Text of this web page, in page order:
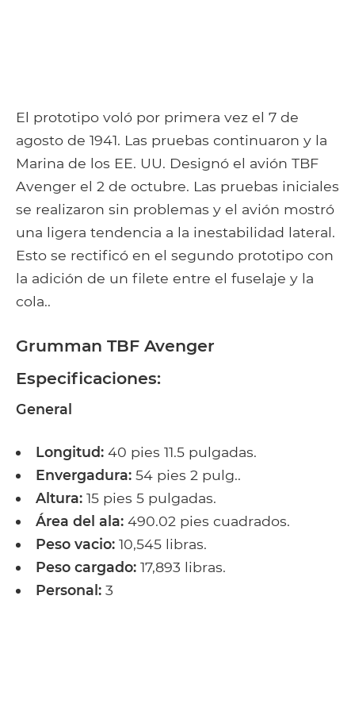
El prototipo voló por primera vez el 7 de
agosto de 1941. Las pruebas continuaron y la
Marina de los EE. UU. Designó el avión TBF
Avenger el 2 de octubre. Las pruebas iniciales
se realizaron sin problemas y el avión mostró
una ligera tendencia a la inestabilidad lateral.
Esto se rectificó en el segundo prototipo con
la adición de un filete entre el fuselaje y la
cola..
Grumman TBF Avenger
Especificaciones:
General
Longitud:40 pies 11.5 pulgadas.
Envergadura:54 pies 2 pulg..
Altura:15 pies 5 pulgadas.
Área del ala:490.02 pies cuadrados.
Peso vacio:10,545 libras.
Peso cargado:17,893 libras.
Personal:3